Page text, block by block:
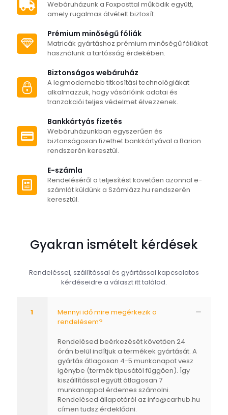
Webáruházunk a Foxposttal működik együtt,
amely rugalmas átvételt biztosít.
Prémium minőségű fóliák
Matricák gyártáshoz prémium minőségű fóliákat
használunk a tartósság érdekében.
Biztonságos webáruház
A legmodernebb titkosítási technológiákat
alkalmazzuk, hogy vásárlóink adatai és
tranzakciói teljes védelmet élvezzenek.
Bankkártyás fizetés
Webáruházunkban egyszerűen és
biztonságosan fizethet bankkártyával a Barion
rendszerén keresztül.
E-számla
Rendeléséről a teljesítést követően azonnal e-
számlát küldünk a Számlázz.hu rendszerén
keresztül.
Gyakran ismételt kérdések
Rendeléssel, szállítással és gyártással kapcsolatos
kérdéseidre a választ itt találod.
1
Mennyi idő mire megérkezik a
rendelésem?
Rendelésed beérkezését követően 24
órán belül indítjuk a termékek gyártását. A
gyártás átlagosan 4-5 munkanapot vesz
igénybe (termék típusától függően). Így
kiszállítással együtt átlagosan 7
munkanappal érdemes számolni.
Rendelésed állapotáról az info@carhub.hu
címen tudsz érdeklődni.